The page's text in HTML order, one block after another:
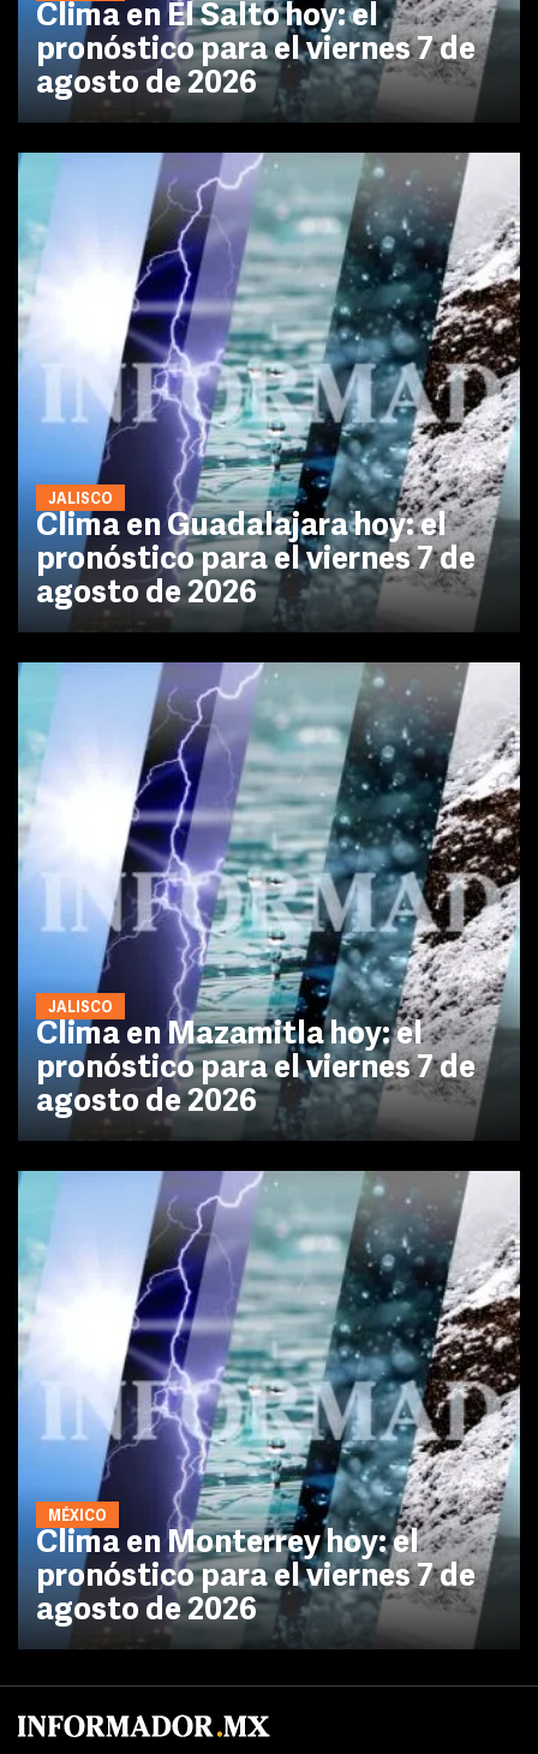
Clima en El Salto hoy: el
pronóstico para el viernes 7 de
agosto de 2026
JALISCO
Clima en Guadalajara hoy: el
pronóstico para el viernes 7 de
agosto de 2026
JALISCO
Clima en Mazamitla hoy: el
pronóstico para el viernes 7 de
agosto de 2026
MÉXICO
Clima en Monterrey hoy: el
pronóstico para el viernes 7 de
agosto de 2026